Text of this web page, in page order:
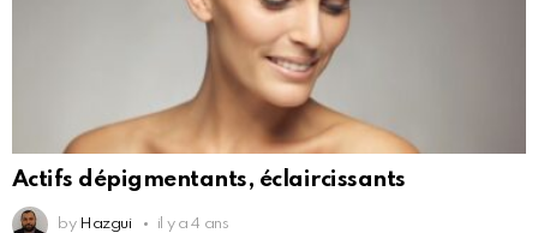
Actifs dépigmentants, éclaircissants
by Hazgui il y a 4 ans